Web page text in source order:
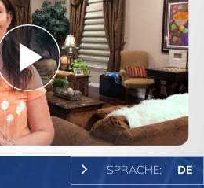
Play
Video
SPRACHE: DE